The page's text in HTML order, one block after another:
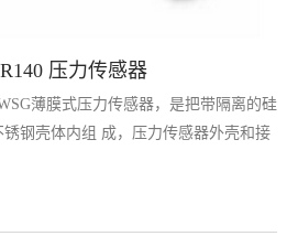
压力传感器
薄膜式压力传感器，是把带隔离的硅
钢壳体内组 成，压力传感器外壳和接